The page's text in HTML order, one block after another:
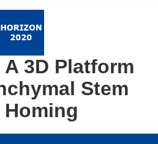
3D Platform
Stem
Homing